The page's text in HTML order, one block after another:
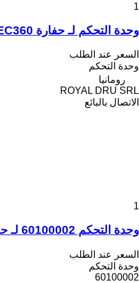
1
وحدة التحكم لـ حفارة Volvo EC360
السعر عند الطلب
وحدة التحكم
رومانيا
ROYAL DRU SRL
الاتصال بالبائع
1
وحدة التحكم 60100002 لـ حفارة Volvo EC210B
السعر عند الطلب
وحدة التحكم
60100002